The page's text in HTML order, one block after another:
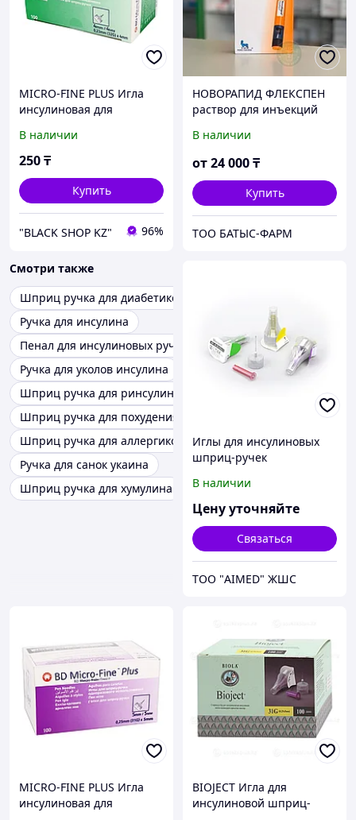
MICRO-FINE PLUS Игла
инсулиновая для
В наличии
250₸
Купить
"BLACK SHOP KZ" 96%
НОВОРАПИД ФЛЕКСПЕН
раствор для инъекций
влож. в шприц-ручку №5
В наличии
от24 000₸
Купить
ТОО БАТЫС-ФАРМ
Смотри также
Шприц ручка для диабетиков
Ручка для инсулина
Пенал для инсулиновых ручек
Ручка для уколов инсулина
Шприц ручка для ринсулин
Шприц ручка для похудения
Шприц ручка для аллергиков
Ручка для санок укаина
Шприц ручка для хумулина
Иглы для инсулиновых
шприц-ручек
В наличии
Цену уточняйте
Связаться
ТОО "AIMED" ЖШС
MICRO-FINE PLUS Игла
инсулиновая для
BIOJECT Игла для
инсулиновой шприц-